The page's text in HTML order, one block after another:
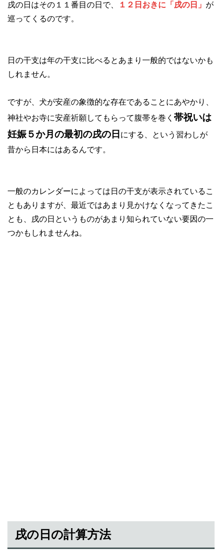
戌の日はその１１番目の日で、 １２日おきに「戌の日」 が
巡ってくるのです。
日の干支は年の干支に比べるとあまり一般的ではないかも
しれません。
ですが、犬が安産の象徴的な存在であることにあやかり、
神社やお寺に安産祈願してもらって腹帯を巻く 帯祝いは
妊娠５か月の最初の戌の日 にする、という習わしが
昔から日本にはあるんです。
一般のカレンダーによっては日の干支が表示されているこ
ともありますが、最近ではあまり見かけなくなってきたこ
とも、戌の日というものがあまり知られていない要因の一
つかもしれませんね。
戌の日の計算方法